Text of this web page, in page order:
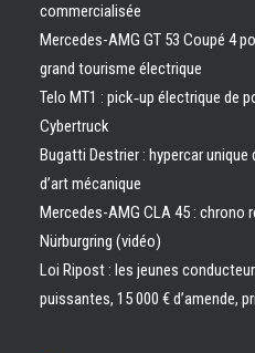
commercialisée
Mercedes-AMG GT 53 Coupé 4
grand tourisme électrique
Telo MT1 : pick‑up électrique de
Cybertruck
Bugatti Destrier : hypercar
d’art mécanique
Mercedes-AMG CLA 45 : chrono
Nürburgring (vidéo)
Loi Ripost : les jeunes
puissantes, 15 000 € d’amende,